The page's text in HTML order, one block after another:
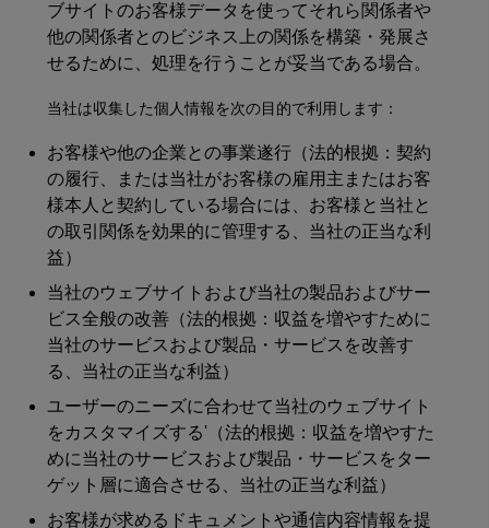
ブサイトのお客様データを使ってそれら関係者や
他の関係者とのビジネス上の関係を構築・発展さ
せるために、処理を行うことが妥当である場合。
当社は収集した個人情報を次の目的で利用します：
お客様や他の企業との事業遂行（法的根拠：契約
の履行、または当社がお客様の雇用主またはお客
様本人と契約している場合には、お客様と当社と
の取引関係を効果的に管理する、当社の正当な利
益）
当社のウェブサイトおよび当社の製品およびサー
ビス全般の改善（法的根拠：収益を増やすために
当社のサービスおよび製品・サービスを改善す
る、当社の正当な利益）
ユーザーのニーズに合わせて当社のウェブサイト
をカスタマイズする'（法的根拠：収益を増やすた
めに当社のサービスおよび製品・サービスをター
ゲット層に適合させる、当社の正当な利益）
お客様が求めるドキュメントや通信内容情報を提